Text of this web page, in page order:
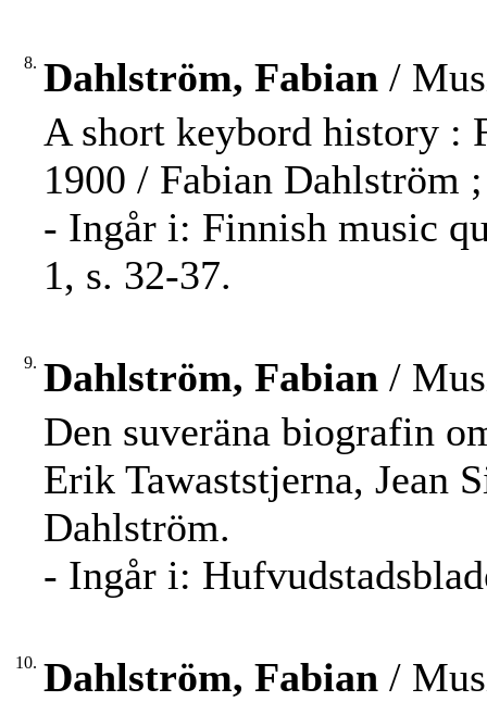
8. Dahlström, Fabian /
A short keybord history :
1900 / Fabian Dahlström
- Ingår i: Finnish music
1, s. 32-37.
9. Dahlström, Fabian /
Den suveräna biografin
Erik Tawaststjerna, Jean
Dahlström.
- Ingår i:
10. Dahlström, Fabian /